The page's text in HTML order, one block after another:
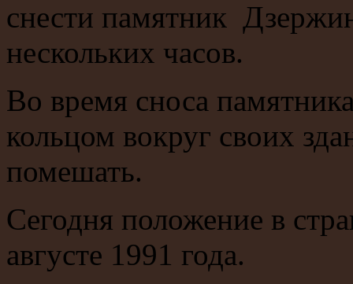
снести памятник
нескольких часов.
Во время сноса
кольцом вокруг своих
помешать.
Сегодня положение в
августе 1991 года.